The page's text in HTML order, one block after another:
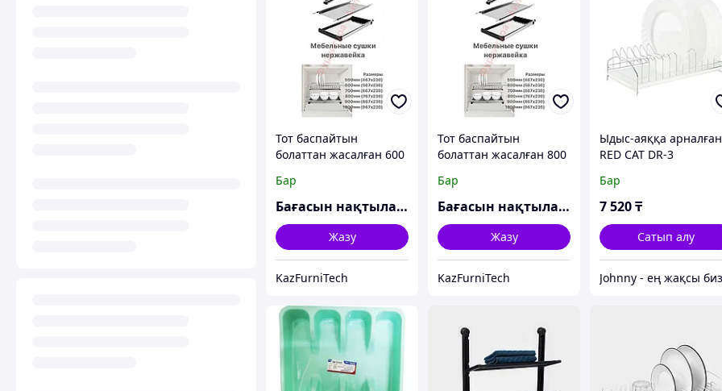
Тот баспайтын
болаттан жасалған 600
кептіргіш, 9703
Бар
Бағасын нақтылаңыз
Жазу
KazFurniTech
Тот баспайтын
болаттан жасалған 800
кептіргіш, 9703
Бар
Бағасын нақтылаңыз
Жазу
KazFurniTech
Ыдыс-аяққа арналған
RED CAT DR-3
43*18*11см 102914
Бар
7 520₸
Сатып алу